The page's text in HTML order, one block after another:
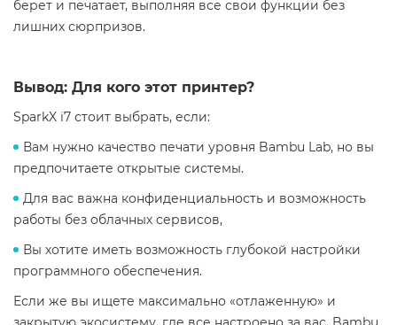
берет и печатает, выполняя все свои функции без
лишних сюрпризов.
Вывод: Для кого этот принтер?
SparkX i7 стоит выбрать, если:
Вам нужно качество печати уровня Bambu Lab, но вы
предпочитаете открытые системы.
Для вас важна конфиденциальность и возможность
работы без облачных сервисов,
Вы хотите иметь возможность глубокой настройки
программного обеспечения.
Если же вы ищете максимально «отлаженную» и